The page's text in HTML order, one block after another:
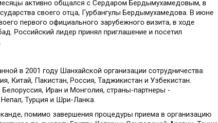
активно общался с Сердаром Бердымухамедовым, в
своего отца, Гурбангулы Бердымухамедова. В июне
первого официального зарубежного визита, в ходе
Российский лидер принял приглашение и посетил
в 2001 году Шанхайской организации сотрудничества
Китай, Пакистан, Россия, Таджикистан и Узбекистан.
Иран и Монголия, страны-партнеры -
Турция и Шри-Ланка.
помимо завершения процедуры приема в организацию